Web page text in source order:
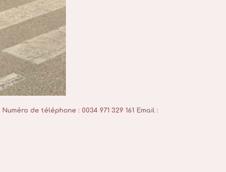
Numéro de téléphone : 0034 971 329 161
Email :